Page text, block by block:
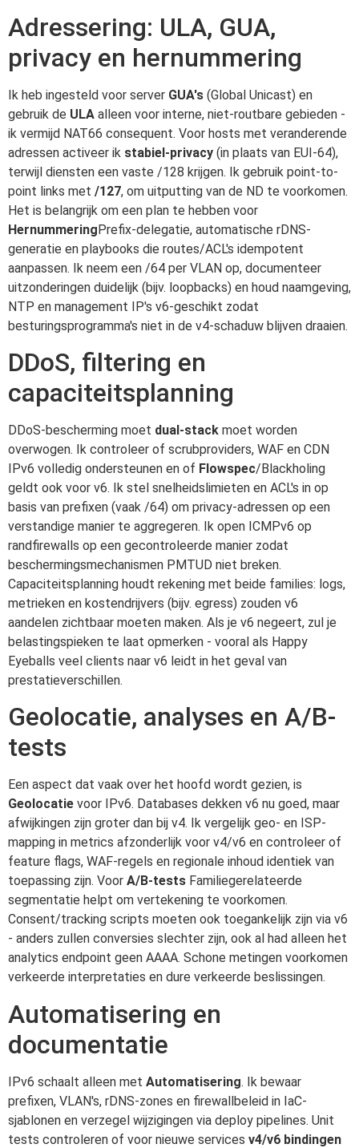
Adressering: ULA, GUA,
privacy en hernummering
Ik heb ingesteld voor server GUA's (Global Unicast) en
gebruik de ULA alleen voor interne, niet-routbare gebieden -
ik vermijd NAT66 consequent. Voor hosts met veranderende
adressen activeer ik stabiel-privacy (in plaats van EUI-64),
terwijl diensten een vaste /128 krijgen. Ik gebruik point-to-
point links met /127, om uitputting van de ND te voorkomen.
Het is belangrijk om een plan te hebben voor
HernummeringPrefix-delegatie, automatische rDNS-
generatie en playbooks die routes/ACL's idempotent
aanpassen. Ik neem een /64 per VLAN op, documenteer
uitzonderingen duidelijk (bijv. loopbacks) en houd naamgeving,
NTP en management IP's v6-geschikt zodat
besturingsprogramma's niet in de v4-schaduw blijven draaien.
DDoS, filtering en
capaciteitsplanning
DDoS-bescherming moet dual-stack moet worden
overwogen. Ik controleer of scrubproviders, WAF en CDN
IPv6 volledig ondersteunen en of Flowspec/Blackholing
geldt ook voor v6. Ik stel snelheidslimieten en ACL's in op
basis van prefixen (vaak /64) om privacy-adressen op een
verstandige manier te aggregeren. Ik open ICMPv6 op
randfirewalls op een gecontroleerde manier zodat
beschermingsmechanismen PMTUD niet breken.
Capaciteitsplanning houdt rekening met beide families: logs,
metrieken en kostendrijvers (bijv. egress) zouden v6
aandelen zichtbaar moeten maken. Als je v6 negeert, zul je
belastingspieken te laat opmerken - vooral als Happy
Eyeballs veel clients naar v6 leidt in het geval van
prestatieverschillen.
Geolocatie, analyses en A/B-
tests
Een aspect dat vaak over het hoofd wordt gezien, is
Geolocatie voor IPv6. Databases dekken v6 nu goed, maar
afwijkingen zijn groter dan bij v4. Ik vergelijk geo- en ISP-
mapping in metrics afzonderlijk voor v4/v6 en controleer of
feature flags, WAF-regels en regionale inhoud identiek van
toepassing zijn. Voor A/B-tests Familiegerelateerde
segmentatie helpt om vertekening te voorkomen.
Consent/tracking scripts moeten ook toegankelijk zijn via v6
- anders zullen conversies slechter zijn, ook al had alleen het
analytics endpoint geen AAAA. Schone metingen voorkomen
verkeerde interpretaties en dure verkeerde beslissingen.
Automatisering en
documentatie
IPv6 schaalt alleen met Automatisering. Ik bewaar
prefixen, VLAN's, rDNS-zones en firewallbeleid in IaC-
sjablonen en verzegel wijzigingen via deploy pipelines. Unit
tests controleren of voor nieuwe services v4/v6 bindingen